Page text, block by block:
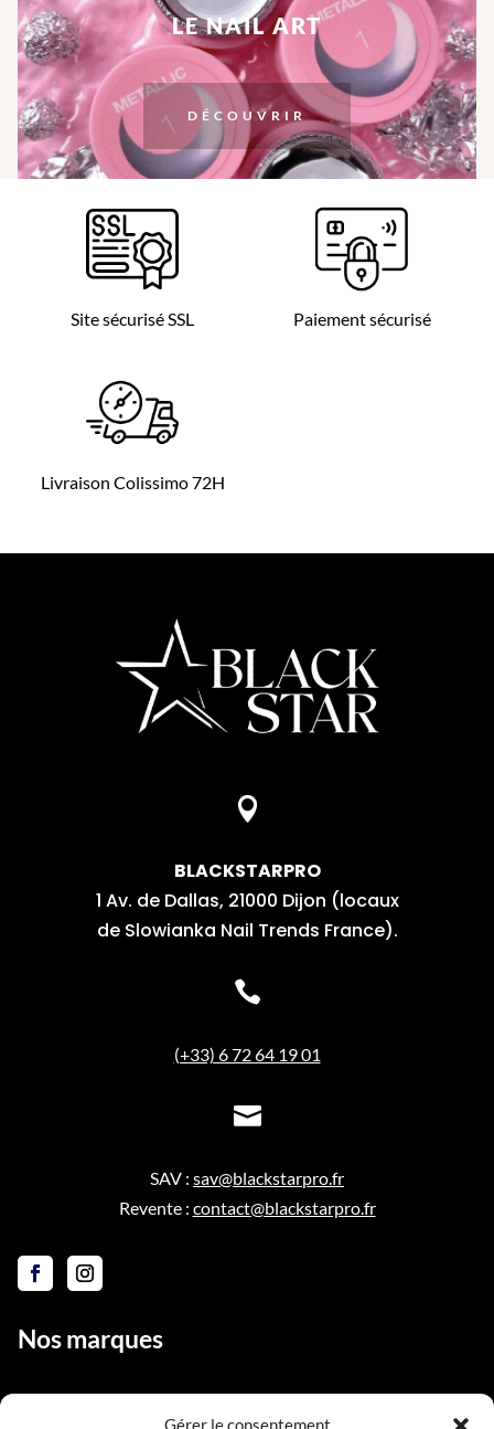
Gérer le consentement
LE NAIL ART
DÉCOUVRIR
Site sécurisé SSL Paiement sécurisé
Livraison Colissimo 72H

BLACKSTARPRO
1 Av. de Dallas, 21000 Dijon (locaux
de Slowianka Nail Trends France).

(+33) 6 72 64 19 01

SAV : sav@blackstarpro.fr
Revente : contact@blackstarpro.fr
Nos marques